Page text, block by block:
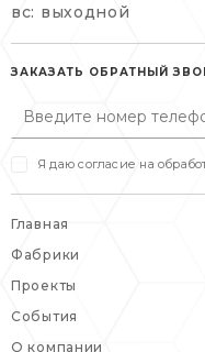
пн-пт: 10:00-20:00
сб, вс:
пн-пт: 10:00-
сб: выходной
вс: выходной
ЗАКАЗАТЬ ОБРАТНЫЙ
Я даю согласие на
Главная
Фабрики
Проекты
События
О компании